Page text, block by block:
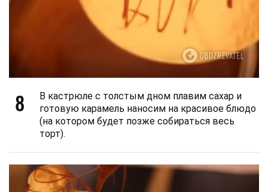
8
В кастрюле с толстым дном плавим сахар и
готовую карамель наносим на красивое блюдо
(на котором будет позже собираться весь
торт).